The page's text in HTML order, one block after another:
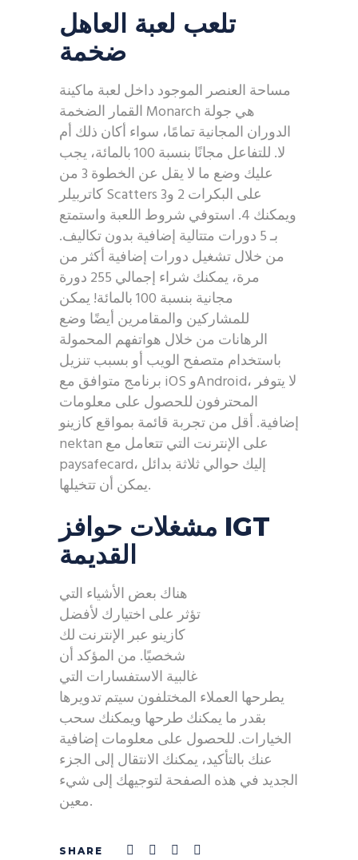
تلعب لعبة العاهل
ضخمة
مساحة العنصر الموجود داخل لعبة ماكينة
القمار الضخمة Monarch هي جولة
الدوران المجانية تمامًا، سواء أكان ذلك أم
لا. للتفاعل مجانًا بنسبة 100 بالمائة، يجب
عليك وضع ما لا يقل عن الخطوة 3 من
كاتربيلر Scatters على البكرات 2 و3
ويمكنك 4. استوفي شروط اللعبة واستمتع
بـ 5 دورات متتالية إضافية بدون تكاليف.
من خلال تشغيل دورات إضافية أكثر من
مرة، يمكنك شراء إجمالي 255 دورة
مجانية بنسبة 100 بالمائة! يمكن
للمشاركين والمقامرين أيضًا وضع
الرهانات من خلال هواتفهم المحمولة
باستخدام متصفح الويب أو بسبب تنزيل
برنامج متوافق مع iOS وAndroid، لا يتوفر
المحترفون للحصول على معلومات
إضافية. أقل من تجربة قائمة بمواقع كازينو
nektan على الإنترنت التي تتعامل مع
paysafecard، إليك حوالي ثلاثة بدائل
يمكن أن تتخيلها.
مشغلات حوافز IGT
القديمة
هناك بعض الأشياء التي
تؤثر على اختيارك لأفضل
كازينو عبر الإنترنت لك
شخصيًا. من المؤكد أن
غالبية الاستفسارات التي
يطرحها العملاء المختلفون سيتم تدويرها
بقدر ما يمكنك طرحها ويمكنك سحب
الخيارات. للحصول على معلومات إضافية
عنك بالتأكيد، يمكنك الانتقال إلى الجزء
الجديد في هذه الصفحة لتوجيهك إلى شيء
معين.